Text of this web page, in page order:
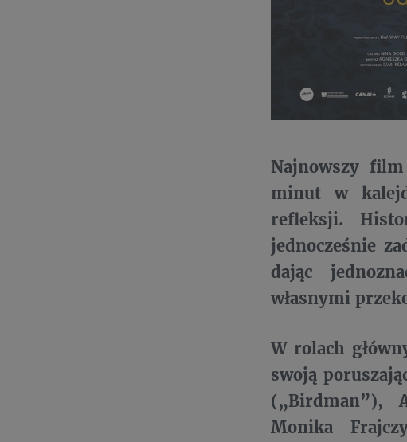
Najnowszy
minut w
refleksji.
jednocześnie
dając
własnymi
W rolach
swoją
(„Birdman”),
Monika